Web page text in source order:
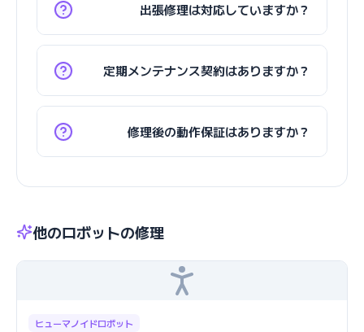
出張修理は対応していますか？
定期メンテナンス契約はありますか？
修理後の動作保証はありますか？
他のロボットの修理
ヒューマノイドロボット